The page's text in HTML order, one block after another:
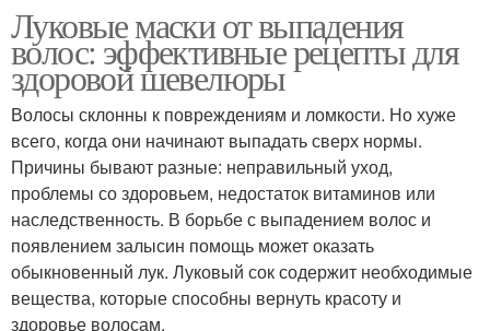
Луковые маски от выпадения
волос: эффективные рецепты для
здоровой шевелюры
Волосы склонны к повреждениям и ломкости. Но хуже
всего, когда они начинают выпадать сверх нормы.
Причины бывают разные: неправильный уход,
проблемы со здоровьем, недостаток витаминов или
наследственность. В борьбе с выпадением волос и
появлением залысин помощь может оказать
обыкновенный лук. Луковый сок содержит необходимые
вещества, которые способны вернуть красоту и
здоровье волосам.